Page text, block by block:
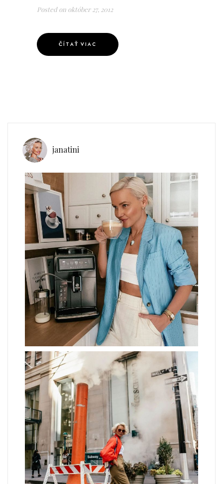
Posted on október 27, 2012
ČÍTAŤ VIAC
janatini